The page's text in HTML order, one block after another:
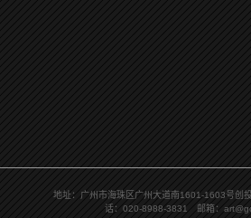
地址：广州市海珠区广州大道南1601-1603号
话：020-8988-3831 邮箱：